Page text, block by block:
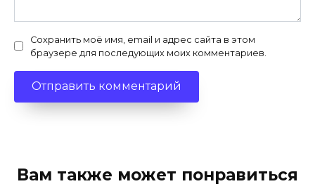
Сохранить моё имя, email и адрес сайта в этом
браузере для последующих моих комментариев.
Вам также может понравиться